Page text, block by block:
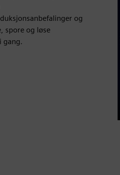
og
spore og løse
gang.